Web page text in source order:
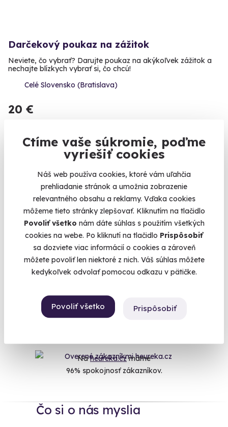
Ctíme vaše súkromie, poďme
vyriešiť cookies
Náš web používa cookies, ktoré vám uľahčia
prehliadanie stránok a umožnia zobrazenie
relevantného obsahu a reklamy. Vďaka cookies
môžeme tieto stránky zlepšovať. Kliknutím na tlačidlo
Povoliť všetko nám dáte súhlas s použitím všetkých
cookies na webe. Po kliknutí na tlačidlo Prispôsobiť
sa dozviete viac informácií o cookies a zároveň
môžete povoliť len niektoré z nich. Váš súhlas môžete
kedykoľvek odvolať pomocou odkazu v pätičke.
Povoliť všetko Prispôsobiť
Darčekový poukaz na zážitok
Neviete, čo vybrať? Darujte poukaz na akýkoľvek zážitok a
nechajte blízkych vybrať si, čo chcú!
Celé Slovensko (Bratislava)
20 €
Zobraziť zážitky na mape
Každý rok je jeden deň dôležitejší ako ostatné. Je to deň, keď
sme prišli na svet, deň našich narodenín a príležitosť na
oslavu. Každý rok nás to stavia do situácie, keď hľadáme ten
najlepší narodeninový darček. Vo chvíli, keď sa skončí čas
balenia plienok a obliekania, začína byť výber darčeka
zložitejší. Keď pominie aj čas materiálnych darčekov a máme
oslávenca, ktorý má všetko pred sebou, nastáva čas
zážitkov. Veď zážitky sú darčeky na celý život a
obdarovanému zostanú ako spomienky navždy. Ak hľadáte
veci môžu oslávenci zažiť a ktorý zážitok bude pre ich
tohtoročnú oslavu narodenín ten pravý.
Naheureka.czmáme
96% spokojnosť zákazníkov.
Čo si o nás myslia